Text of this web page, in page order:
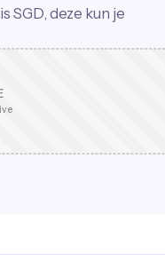
SGD, deze kun je